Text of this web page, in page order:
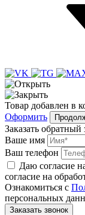
Товар добавлен в
Оформить
Заказать обратный
Ваше имя
Ваш телефон
Даю согласие
согласие на
Ознакомиться с
персональных